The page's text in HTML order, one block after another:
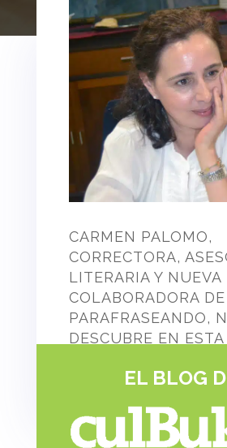
CARMEN PALOMO,
CORRECTORA,
LITERARIA Y NUEVA
COLABORADORA DE
PARAFRASEANDO,
DESCUBRE EN ESTA
BAMBALINAS DE LA
EL BLOG